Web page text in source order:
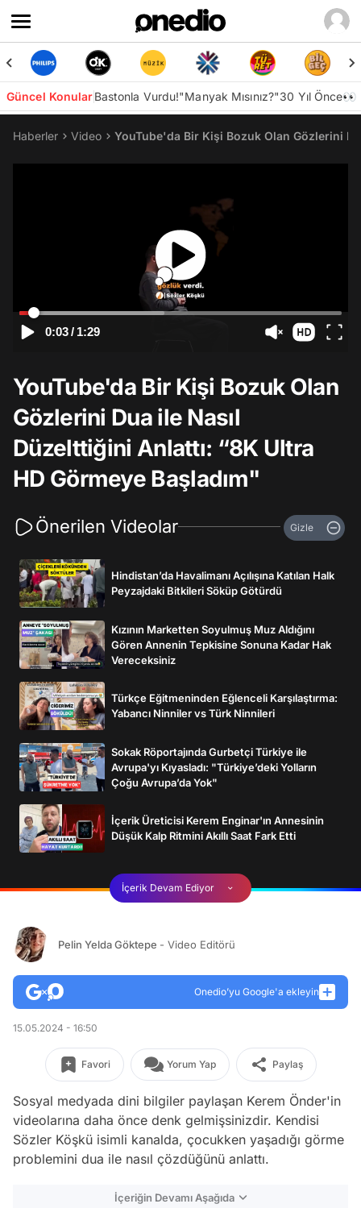
Güncel KonularBastonla Vurdu!"Manyak Mısınız?"30 Yıl Önce👀
Haberler Video YouTube'da Bir Kişi Bozuk Olan Gözlerini
0:03/ 1:29
YouTube'da Bir Kişi Bozuk Olan
Gözlerini Dua ile Nasıl
Düzelttiğini Anlattı: “8K Ultra
HD Görmeye Başladım"
Önerilen Videolar Gizle
Hindistan’da Havalimanı Açılışına Katılan Halk
Peyzajdaki Bitkileri Söküp Götürdü
Kızının Marketten Soyulmuş Muz Aldığını
Gören Annenin Tepkisine Sonuna Kadar Hak
Vereceksiniz
Türkçe Eğitmeninden Eğlenceli Karşılaştırma:
Yabancı Ninniler vs Türk Ninnileri
Sokak Röportajında Gurbetçi Türkiye ile
Avrupa'yı Kıyasladı: "Türkiye’deki Yolların
Çoğu Avrupa’da Yok"
İçerik Üreticisi Kerem Enginar'ın Annesinin
Düşük Kalp Ritmini Akıllı Saat Fark Etti
İçerik Devam Ediyor
Pelin Yelda Göktepe - Video Editörü
Onedio’yu Google'a ekleyin
15.05.2024 - 16:50
Favori Yorum Yap Paylaş
Sosyal medyada dini bilgiler paylaşan Kerem Önder'in
videolarına daha önce denk gelmişsinizdir. Kendisi
Sözler Köşkü isimli kanalda, çocukken yaşadığı görme
problemini dua ile nasıl çözdüğünü anlattı.
İçeriğin Devamı Aşağıda